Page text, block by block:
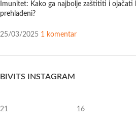
Imunitet: Kako ga najbolje zaštititi i ojačati
prehlađeni?
25/03/2025 1 komentar
BIVITS INSTAGRAM
21 16